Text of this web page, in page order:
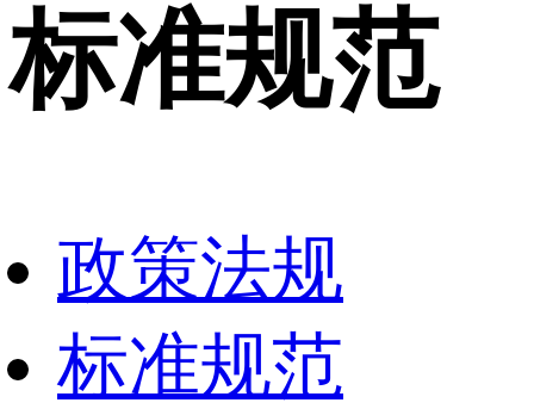
标准规范
政策法规
标准规范